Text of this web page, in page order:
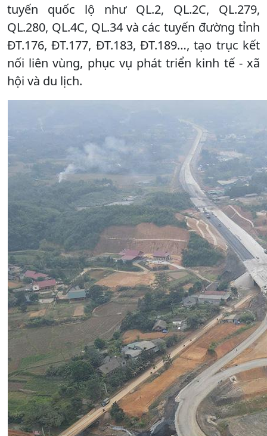
tuyến quốc lộ như QL.2, QL.2C, QL.279,
QL.280, QL.4C, QL.34 và các tuyến đường tỉnh
ĐT.176, ĐT.177, ĐT.183, ĐT.189…, tạo trục kết
nối liên vùng, phục vụ phát triển kinh tế - xã
hội và du lịch.